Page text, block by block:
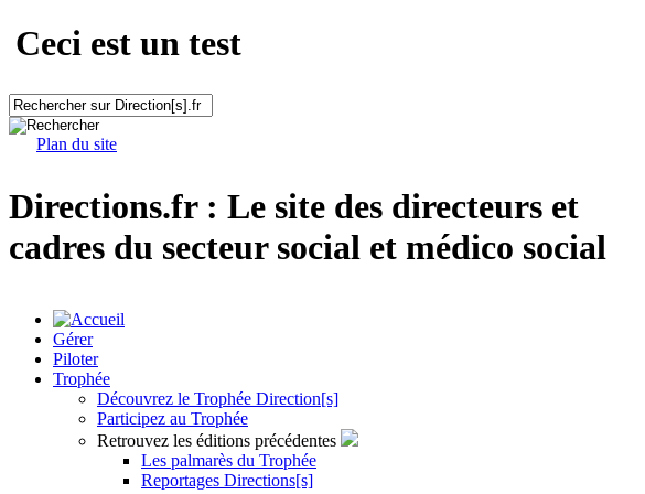
Ceci est un test
Plan du site
Directions.fr : Le site des directeurs et
cadres du secteur social et médico social
Gérer
Piloter
Trophée
Découvrez le Trophée Direction[s]
Participez au Trophée
Retrouvez les éditions précédentes
Les palmarès du Trophée
Reportages Directions[s]